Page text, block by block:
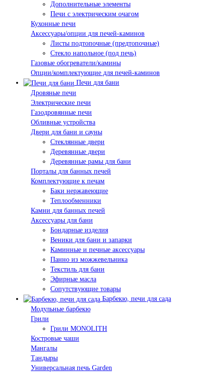
Дополнительные элементы
Печи с электрическим очагом
Кухонные печи
Аксессуары/опции для печей-каминов
Листы подтопочные (предтопочные)
Стекло напольное (под печь)
Газовые обогреватели/камины
Опции/комплектующие для печей-каминов
Печи для бани
Дровяные печи
Электрические печи
Газодровянные печи
Обливные устройства
Двери для бани и сауны
Стеклянные двери
Деревянные двери
Деревянные рамы для бани
Порталы для банных печей
Комплектующие к печам
Баки нержавеющие
Теплообменники
Камни для банных печей
Аксессуары для бани
Бондарные изделия
Веники для бани и запарки
Каминные и печные аксессуары
Панно из можжевельника
Текстиль для бани
Эфирные масла
Сопутствующие товары
Барбекю, печи для сада
Модульные барбекю
Грили
Грили MONOLITH
Костровые чаши
Мангалы
Тандыры
Универсальная печь Garden